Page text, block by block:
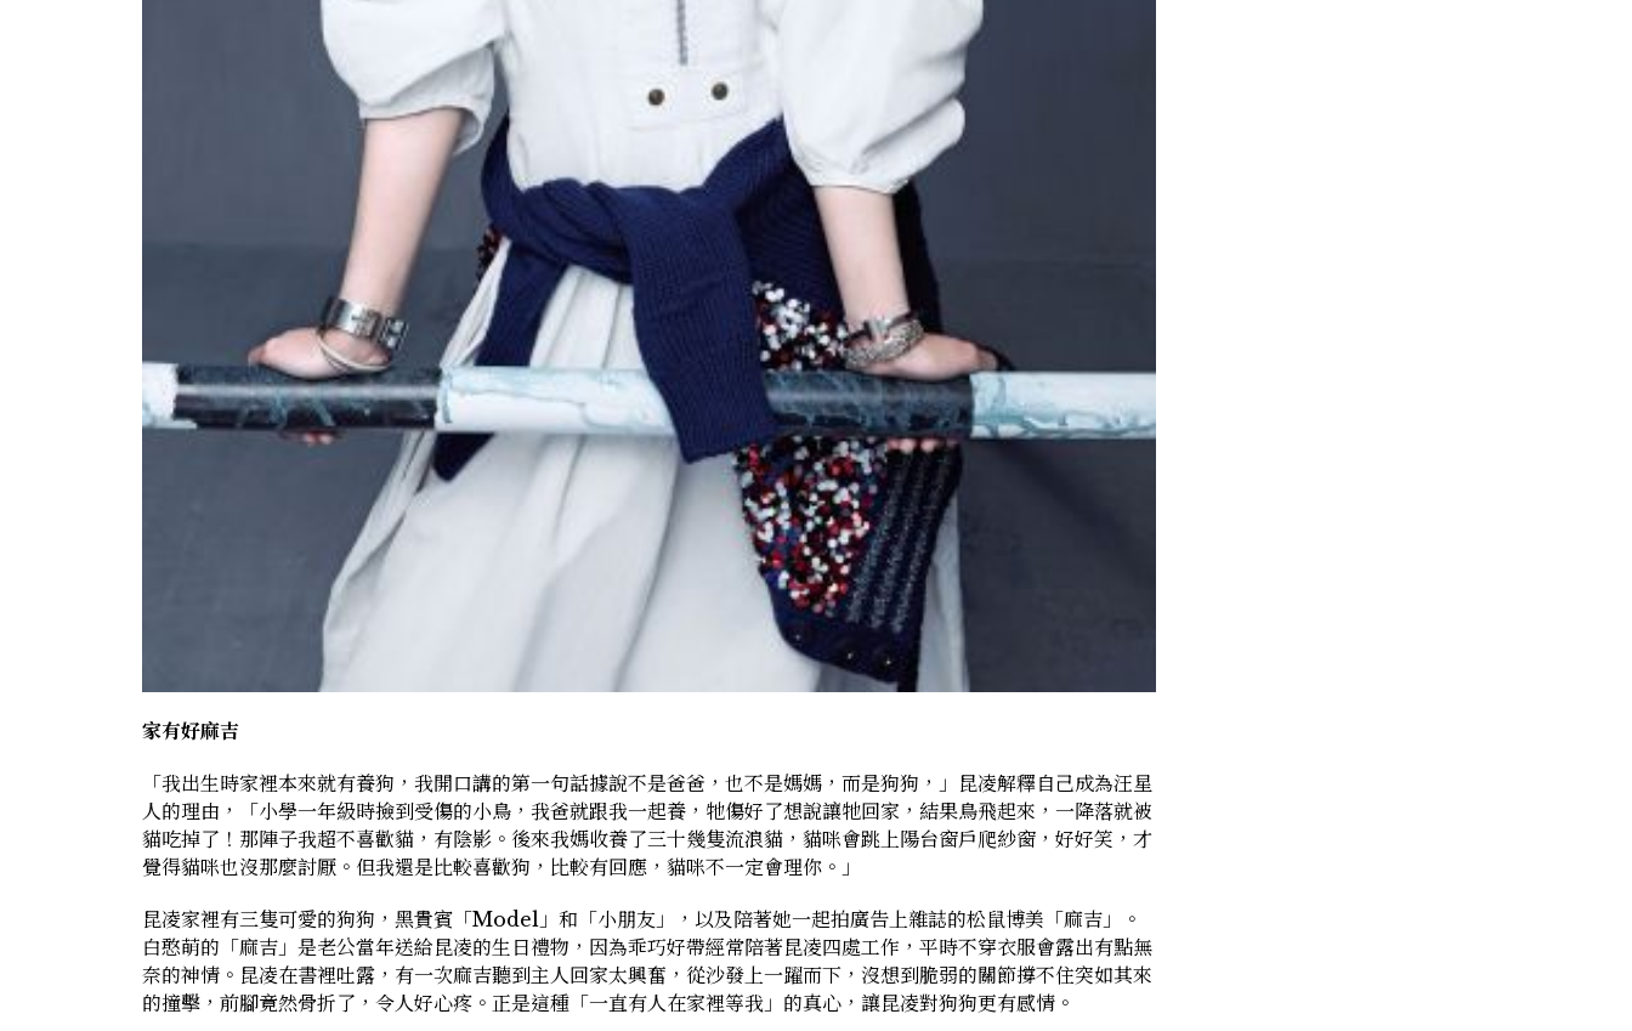
家有好麻吉
「我出生時家裡本來就有養狗，我開口講的第一句話據說不是爸爸，也不是媽媽，而是狗狗，」昆凌解釋自己成為汪星
人的理由，「小學一年級時撿到受傷的小鳥，我爸就跟我一起養，牠傷好了想說讓牠回家，結果鳥飛起來，一降落就被
貓吃掉了！那陣子我超不喜歡貓，有陰影。後來我媽收養了三十幾隻流浪貓，貓咪會跳上陽台窗戶爬紗窗，好好笑，才
覺得貓咪也沒那麼討厭。但我還是比較喜歡狗，比較有回應，貓咪不一定會理你。」
昆凌家裡有三隻可愛的狗狗，黑貴賓「Model」和「小朋友」，以及陪著她一起拍廣告上雜誌的松鼠博美「麻吉」。
白憨萌的「麻吉」是老公當年送給昆凌的生日禮物，因為乖巧好帶經常陪著昆凌四處工作，平時不穿衣服會露出有點無
奈的神情。昆凌在書裡吐露，有一次麻吉聽到主人回家太興奮，從沙發上一躍而下，沒想到脆弱的關節撐不住突如其來
的撞擊，前腳竟然骨折了，令人好心疼。正是這種「一直有人在家裡等我」的真心，讓昆凌對狗狗更有感情。